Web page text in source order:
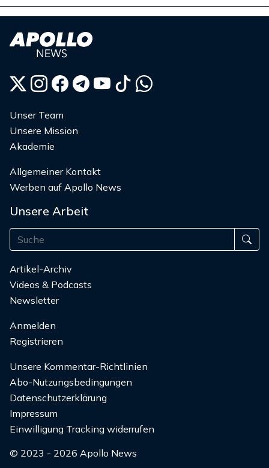
Unser Team
Unsere Mission
Akademie
Allgemeiner Kontakt
Werben auf Apollo News
Unsere Arbeit
Artikel-Archiv
Videos & Podcasts
Newsletter
Anmelden
Registrieren
Unsere Kommentar-Richtlinien
Abo-Nutzungsbedingungen
Datenschutzerklärung
Impressum
Einwilligung Tracking widerrufen
© 2023 - 2026 Apollo News